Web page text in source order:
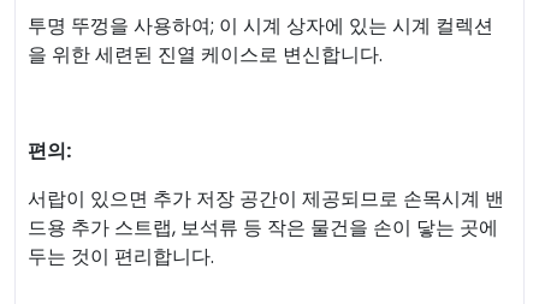
투명 뚜껑을 사용하여; 이 시계 상자에 있는 시계 컬렉션
을 위한 세련된 진열 케이스로 변신합니다.
편의:
서랍이 있으면 추가 저장 공간이 제공되므로 손목시계 밴
드용 추가 스트랩, 보석류 등 작은 물건을 손이 닿는 곳에
두는 것이 편리합니다.